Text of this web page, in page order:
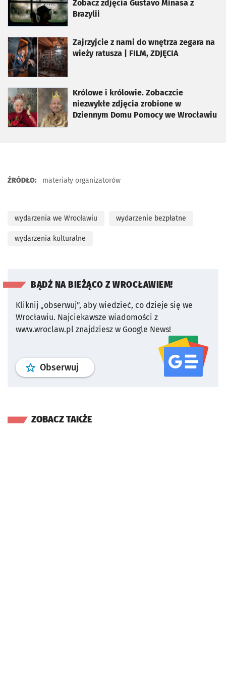
Zobacz zdjęcia Gustavo Minasa z
Brazylii
Zajrzyjcie z nami do wnętrza zegara na
wieży ratusza | FILM, ZDJĘCIA
otworzy się w nowej karcie
Królowe i królowie. Zobaczcie
niezwykłe zdjęcia zrobione w
Dziennym Domu Pomocy we Wrocławiu
otworzy się w nowej karcie
ŹRÓDŁO: materiały organizatorów
wydarzenia we Wrocławiu wydarzenie bezpłatne
wydarzenia kulturalne
BĄDŹ NA BIEŻĄCO Z WROCŁAWIEM!
Kliknij „obserwuj”, aby wiedzieć, co dzieje się we
Wrocławiu. Najciekawsze wiadomości z
www.wroclaw.pl znajdziesz w Google News!
Obserwuj profil serwisu
ZOBACZ TAKŻE